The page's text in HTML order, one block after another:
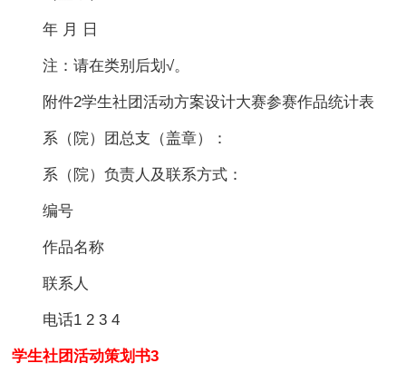
年 月 日
注：请在类别后划√。
附件2学生社团活动方案设计大赛参赛作品统计表
系（院）团总支（盖章）：
系（院）负责人及联系方式：
编号
作品名称
联系人
电话1 2 3 4
学生社团活动策划书3